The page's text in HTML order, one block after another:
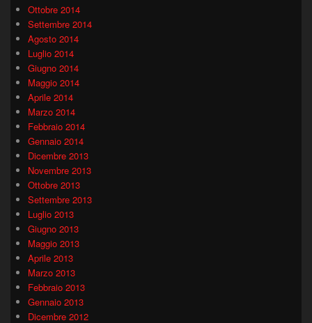
Ottobre 2014
Settembre 2014
Agosto 2014
Luglio 2014
Giugno 2014
Maggio 2014
Aprile 2014
Marzo 2014
Febbraio 2014
Gennaio 2014
Dicembre 2013
Novembre 2013
Ottobre 2013
Settembre 2013
Luglio 2013
Giugno 2013
Maggio 2013
Aprile 2013
Marzo 2013
Febbraio 2013
Gennaio 2013
Dicembre 2012